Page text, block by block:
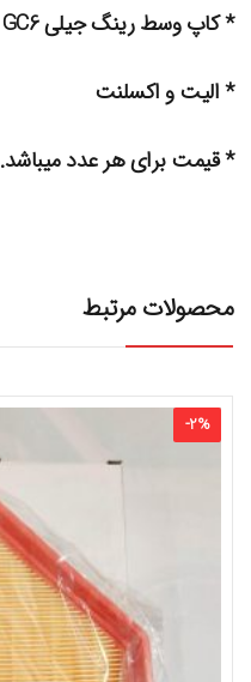
* کاپ وسط رینگ جیلی GC6
* الیت و اکسلنت
* قیمت برای هر عدد میباشد.
محصولات مرتبط
-2%